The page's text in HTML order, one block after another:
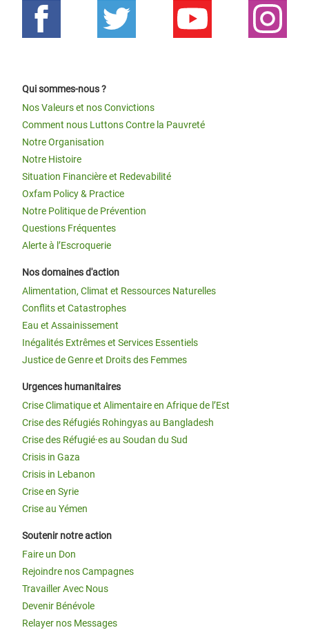
Qui sommes-nous ?
Nos Valeurs et nos Convictions
Comment nous Luttons Contre la Pauvreté
Notre Organisation
Notre Histoire
Situation Financière et Redevabilité
Oxfam Policy & Practice
Notre Politique de Prévention
Questions Fréquentes
Alerte à l’Escroquerie
Nos domaines d'action
Alimentation, Climat et Ressources Naturelles
Conflits et Catastrophes
Eau et Assainissement
Inégalités Extrêmes et Services Essentiels
Justice de Genre et Droits des Femmes
Urgences humanitaires
Crise Climatique et Alimentaire en Afrique de l’Est
Crise des Réfugiés Rohingyas au Bangladesh
Crise des Réfugié·es au Soudan du Sud
Crisis in Gaza
Crisis in Lebanon
Crise en Syrie
Crise au Yémen
Soutenir notre action
Faire un Don
Rejoindre nos Campagnes
Travailler Avec Nous
Devenir Bénévole
Relayer nos Messages